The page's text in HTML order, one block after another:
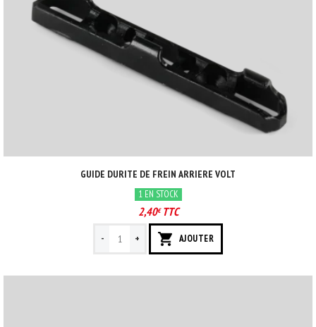
GUIDE DURITE DE FREIN ARRIERE VOLT
1 EN STOCK
2,40€TTC
- + AJOUTER